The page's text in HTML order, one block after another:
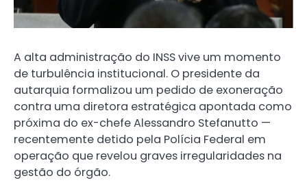
A alta administração do INSS vive um momento
de turbulência institucional. O presidente da
autarquia formalizou um pedido de exoneração
contra uma diretora estratégica apontada como
próxima do ex-chefe Alessandro Stefanutto —
recentemente detido pela Polícia Federal em
operação que revelou graves irregularidades na
gestão do órgão.